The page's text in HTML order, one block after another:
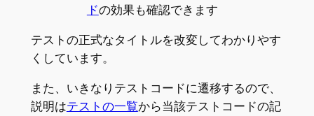
ドの効果も確認できます
テストの正式なタイトルを改変してわかりやす
くしています。
また、いきなりテストコードに遷移するので、
説明はテストの一覧から当該テストコードの記